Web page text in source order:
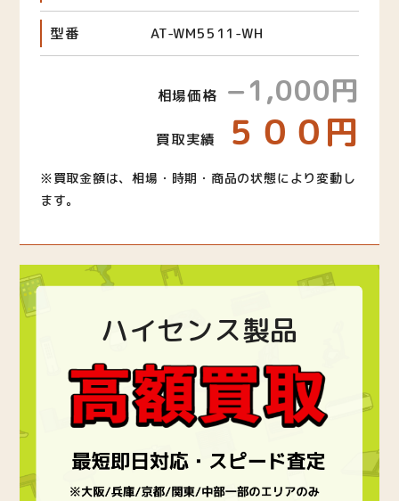
型番 AT-WM5511-WH
相場価格 −1,000円
買取実績 ５００円
※買取金額は、相場・時期・商品の状態により変動し
ます。
ハイセンス製品